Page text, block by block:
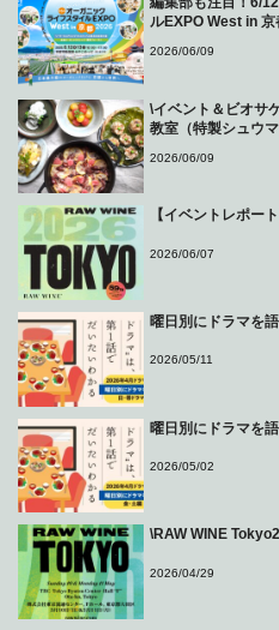
ルEXPO West in
2026/06/09
\イベント＆ビオサ
教室（特製シュウマ
2026/06/09
【イベントレポー
2026/06/07
曜日別にドラマを語
2026/05/11
曜日別にドラマを語
2026/05/02
\RAW WINE
2026/04/29